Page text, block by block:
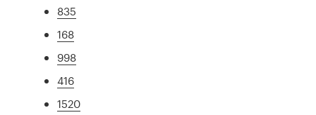
835
168
998
416
1520